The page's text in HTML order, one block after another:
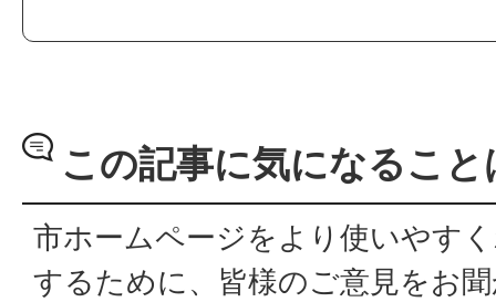
この記事に気になるこ
市ホームページをより使いやす
するために、皆様のご意見をお